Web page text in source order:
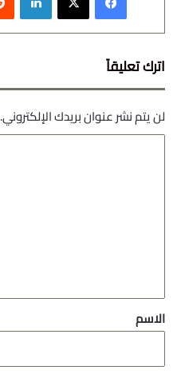
اترك تعليقاً
لن يتم نشر عنوان بريدك الإلكتروني.
*
الاسم